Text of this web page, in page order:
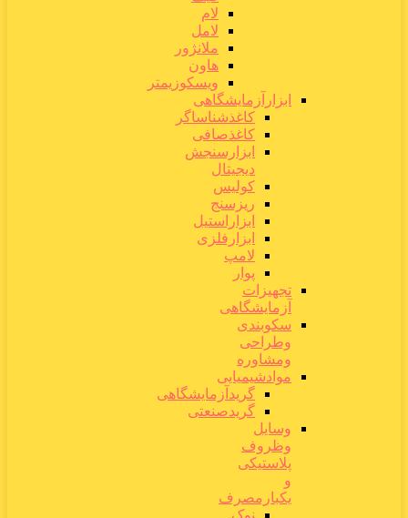
لام
لامل
ملانژور
هاون
ویسکوزیمتر
ابزارآزمایشگاهی
کاغذشناساگر
کاغذصافی
ابزارسنجش
دیجیتال
کولیس
ریزسنج
ابزاراستیل
ابزارفلزی
لامپ
پوار
تجهیزات
آزمایشگاهی
سکوبندی
وطراحی
ومشاوره
موادشیمیایی
گریدآزمایشگاهی
گریدصنعتی
وسایل
وظروف
پلاستیکی
و
یکبارمصرف